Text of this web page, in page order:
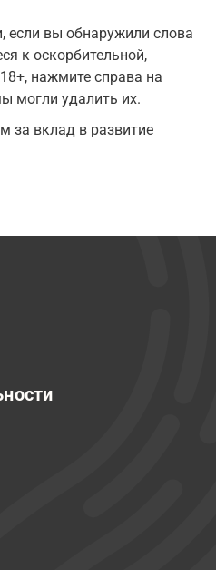
если вы обнаружили слова
к оскорбительной,
нажмите справа на
могли удалить их.
за вклад в развитие